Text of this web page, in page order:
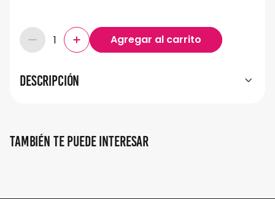
Descripción
También te puede interesar